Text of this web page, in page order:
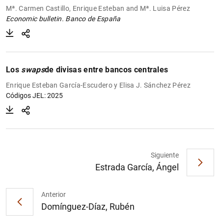
Mª. Carmen Castillo, Enrique Esteban and Mª. Luisa Pérez
Economic bulletin. Banco de España
Los swapsde divisas entre bancos centrales
Enrique Esteban García-Escudero y Elisa J. Sánchez Pérez
Códigos JEL: 2025
Anterior
Domínguez-Díaz, Rubén
Siguiente
Estrada García, Ángel